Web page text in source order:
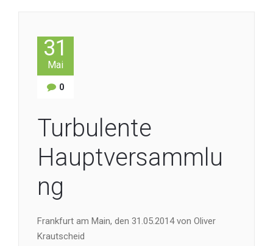
31
Mai
0
Turbulente
Hauptversammlu
ng
Frankfurt am Main, den 31.05.2014 von Oliver
Krautscheid